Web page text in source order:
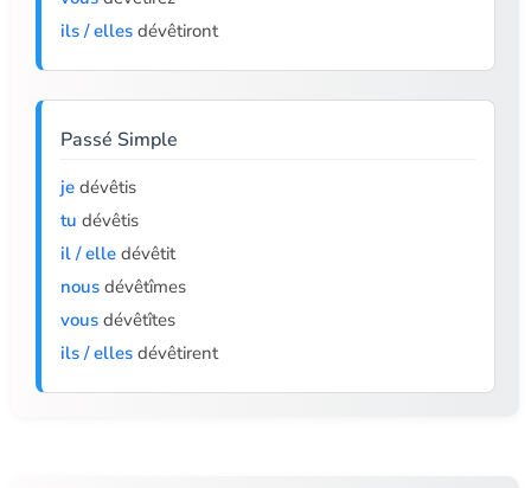
ils / elles dévêtiront
Passé Simple
je dévêtis
tu dévêtis
il / elle dévêtit
nous dévêtîmes
vous dévêtîtes
ils / elles dévêtirent